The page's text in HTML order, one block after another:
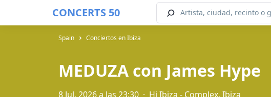
CONCERTS 50
Spain Conciertos en Ibiza
MEDUZA con James Hype
8 Jul, 2026 a las 23:30 · Hi Ibiza - Complex, Ibiza